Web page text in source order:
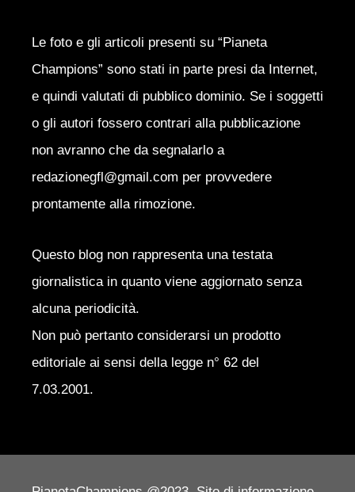
Le foto e gli articoli presenti su “Pianeta
Champions” sono stati in parte presi da Internet,
e quindi valutati di pubblico dominio. Se i soggetti
o gli autori fossero contrari alla pubblicazione
non avranno che da segnalarlo a
redazionegfl@gmail.com per provvedere
prontamente alla rimozione.
Questo blog non rappresenta una testata
giornalistica in quanto viene aggiornato senza
alcuna periodicità.
Non può pertanto considerarsi un prodotto
editoriale ai sensi della legge n° 62 del
7.03.2001.